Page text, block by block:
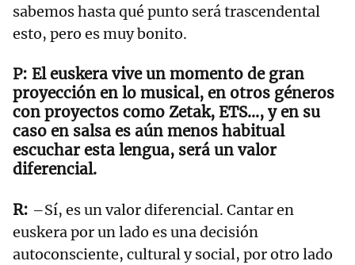
sabemos hasta qué punto será trascendental
esto, pero es muy bonito.
El euskera vive un momento de gran
proyección en lo musical, en otros géneros
con proyectos como Zetak, ETS..., y en su
caso en salsa es aún menos habitual
escuchar esta lengua, será un valor
diferencial.
–Sí, es un valor diferencial. Cantar en
euskera por un lado es una decisión
autoconsciente, cultural y social, por otro lado